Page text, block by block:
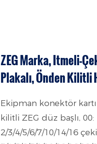
ZEG Marka, Itmeli-
Plakalı, Önden
Ekipman konektör
kilitli ZEG düz başlı,
2/3/4/5/6/7/10/14/16